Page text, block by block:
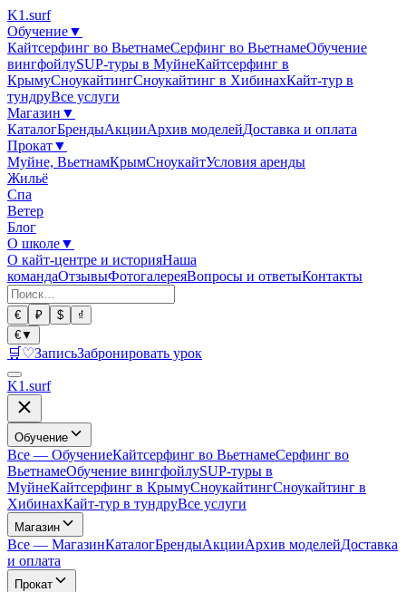
K1 .surf
Обучение▼
Кайтсерфинг во ВьетнамеСерфинг во ВьетнамеОбучение
вингфойлуSUP-туры в МуйнеКайтсерфинг в
КрымуСноукайтингСноукайтинг в ХибинахКайт-тур в
тундруВсе услуги
Магазин ▼
КаталогБрендыАкцииАрхив моделейДоставка и оплата
Прокат▼
Муйне, ВьетнамКрымСноукайтУсловия аренды
Жильё
Спа
Ветер
Блог
О школе▼
О кайт-центре и историяНаша
командаОтзывыФотогалереяВопросы и ответыКонтакты
€ ₽ $
₫
€▼
🛒 ♡ЗаписьЗабронировать урок
K1 .surf
Обучение
Все — ОбучениеКайтсерфинг во ВьетнамеСерфинг во
ВьетнамеОбучение вингфойлуSUP-туры в
МуйнеКайтсерфинг в КрымуСноукайтингСноукайтинг в
ХибинахКайт-тур в тундруВсе услуги
Магазин
Все — МагазинКаталогБрендыАкцииАрхив моделейДоставка
и оплата
Прокат